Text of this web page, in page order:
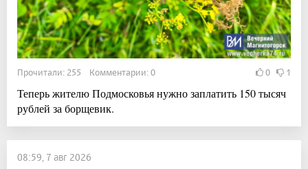
Прочитали: 255 Комментарии: 0 0 1
Теперь жителю Подмосковья нужно заплатить 150 тысяч
рублей за борщевик.
08:59, 7 авг 2026